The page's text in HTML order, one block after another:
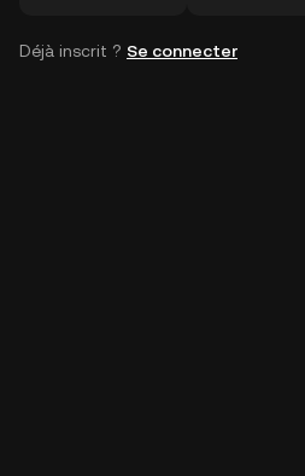
Déjà inscrit ? Se connecter